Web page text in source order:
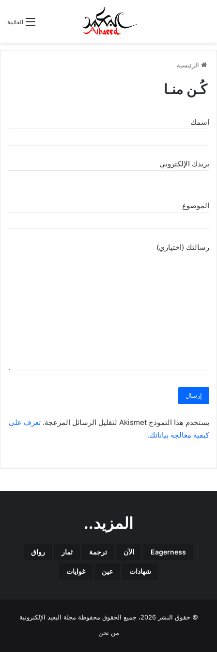
القائمة
الرئيسية
كُـن منـا
اسمك
بريدك الإلكتروني
الموضوع
رسالتك (اختياري)
يستخدم هذا النموذج Akismet لتقليل الرسائل المزعجة.
تعرف على
كيفية معالجة بياناتك.
المزيد..
Eagerness الآن ترجمة ثمار رواق
شهادات عين غوايات
© حقوق النشر 2026، جميع الحقوق محفوظة مجلة البعيد الإلكترونية
من نحن